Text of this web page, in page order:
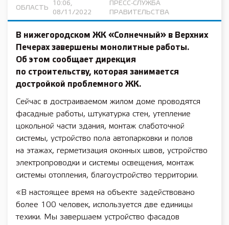
ОБЛАСТЬ
10:06,
08/11/2022
ПРЕСС-СЛУЖБА
ПРАВИТЕЛЬСТВА
В нижегородском ЖК «Солнечный» в Верхних
Печерах завершены монолитные работы.
Об этом сообщает дирекция
по строительству, которая занимается
достройкой проблемного ЖК.
Сейчас в достраиваемом жилом доме проводятся
фасадные работы, штукатурка стен, утепление
цокольной части здания, монтаж слаботочной
системы, устройство пола автопарковки и полов
на этажах, герметизация оконных швов, устройство
электропроводки и системы освещения, монтаж
системы отопления, благоустройство территории.
«В настоящее время на объекте задействовано
более 100 человек, используется две единицы
техики. Мы завершаем устройство фасадов